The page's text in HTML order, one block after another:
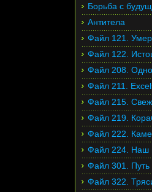
Борьба с
Антитела
Файл 121.
Файл 122.
Файл 208.
Файл 211.
Файл 215.
Файл 219.
Файл 222.
Файл 224. Наш
Файл 301. Путь
Файл 322.